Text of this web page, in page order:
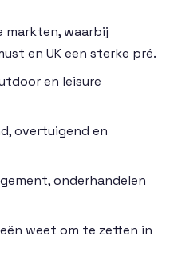
markten, waarbij
en UK een sterke pré.
en leisure
overtuigend en
onderhandelen
weet om te zetten in